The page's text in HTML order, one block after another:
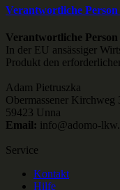
Verantwortliche
Verantwortliche
In der EU ansässiger
Produkt den
Adam Pietruszka
Obermassener Kirchweg
59423 Unna
Email: info@adomo-
Service
Kontakt
Hilfe